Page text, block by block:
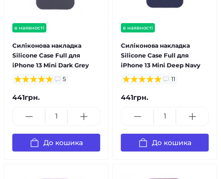
в наявності
Силіконова накладка
Silicone Case Full для
iPhone 13 Mini Dark Grey
5
441грн.
До кошика
в наявності
Силіконова накладка
Silicone Case Full для
iPhone 13 Mini Deep Navy
11
441грн.
До кошика